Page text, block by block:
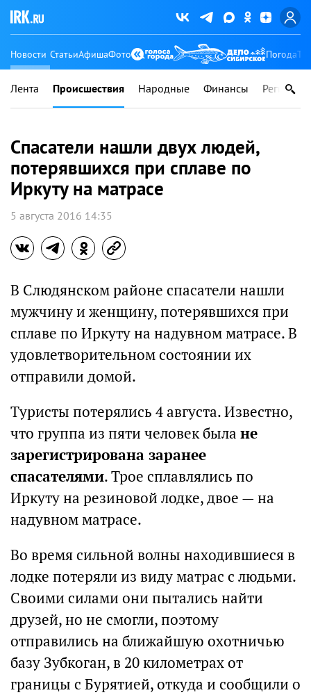
Новости СтатьиАфишаФото Погода
Лента Происшествия Народные Финансы Регионы
Спасатели нашли двух людей,
потерявшихся при сплаве по
Иркуту на матрасе
5 августа 2016 14:35
В Слюдянском районе спасатели нашли
мужчину и женщину, потерявшихся при
сплаве по Иркуту на надувном матрасе. В
удовлетворительном состоянии их
отправили домой.
Туристы потерялись 4 августа. Известно,
что группа из пяти человек была не
зарегистрирована заранее
спасателями. Трое сплавлялись по
Иркуту на резиновой лодке, двое — на
надувном матрасе.
Во время сильной волны находившиеся в
лодке потеряли из виду матрас с людьми.
Своими силами они пытались найти
друзей, но не смогли, поэтому
отправились на ближайшую охотничью
базу Зубкоган, в 20 километрах от
границы с Бурятией, откуда и сообщили о